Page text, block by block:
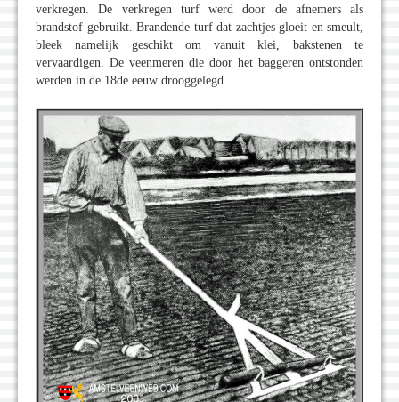
verkregen. De verkregen turf werd door de afnemers als
brandstof gebruikt. Brandende turf dat zachtjes gloeit en smeult,
bleek namelijk geschikt om vanuit klei, bakstenen te
vervaardigen. De veenmeren die door het baggeren ontstonden
werden in de 18de eeuw drooggelegd.